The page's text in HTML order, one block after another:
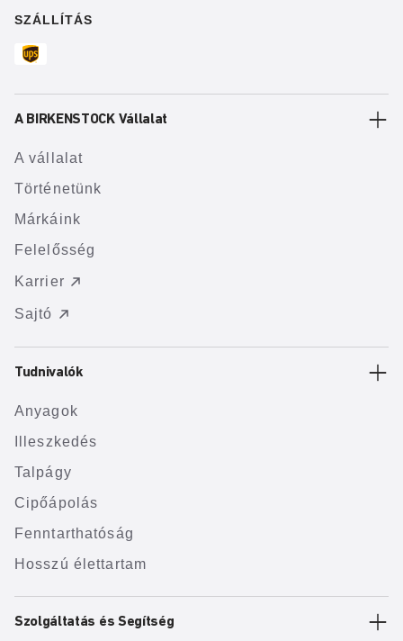
SZÁLLÍTÁS
A BIRKENSTOCK Vállalat
A vállalat
Történetünk
Márkáink
Felelősség
Karrier
Sajtó
Tudnivalók
Anyagok
Illeszkedés
Talpágy
Cipőápolás
Fenntarthatóság
Hosszú élettartam
Szolgáltatás és Segítség